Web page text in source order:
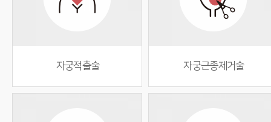
자궁적출술 자궁근종제거술